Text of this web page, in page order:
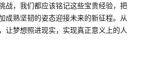
战，我们都应该铭记这些宝贵经验，把
成熟坚韧的姿态迎接未来的新征程。从
让梦想照进现实，实现真正意义上的人